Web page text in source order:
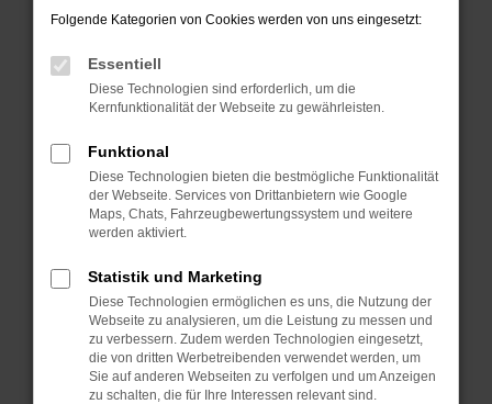
Überprüfe deine Firewall und deine
Laden andere Webseiten, zum Beispiel deine
Suchmaschine?
Manche Erweiterungen, wie Werbeblocker,
können das Laden bestimmter Seiten
verhindern. Funktioniert die Seite in einem
anderen Browser oder in einem privaten
Starte dein Gerät neu.
Das kann manchmal helfen, vorübergehende
Probleme zu beheben.
Stelle sicher, dass dein Browser und dein
Betriebssystem auf dem neuesten Stand
Folgende Kategorien von Cookies werden von uns eingesetzt:
Essentiell
Diese Technologien sind erforderlich, um die
Kernfunktionalität der Webseite zu gewährleisten.
Funktional
Diese Technologien bieten die bestmögliche Funktionalität
der Webseite. Services von Drittanbietern wie Google
Maps, Chats, Fahrzeugbewertungssystem und weitere
werden aktiviert.
Statistik und Marketing
Diese Technologien ermöglichen es uns, die Nutzung der
Webseite zu analysieren, um die Leistung zu messen und
zu verbessern. Zudem werden Technologien eingesetzt,
die von dritten Werbetreibenden verwendet werden, um
Sie auf anderen Webseiten zu verfolgen und um Anzeigen
zu schalten, die für Ihre Interessen relevant sind.